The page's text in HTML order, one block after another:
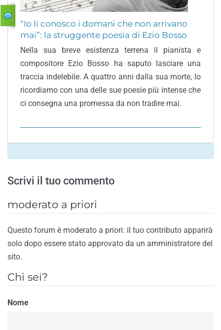
“Io li conosco i domani che non arrivano
mai”: la struggente poesia di Ezio Bosso
Nella sua breve esistenza terrena il pianista e
compositore Ezio Bosso ha saputo lasciare una
traccia indelebile. A quattro anni dalla sua morte, lo
ricordiamo con una delle sue poesie più intense che
ci consegna una promessa da non tradire mai.
Scrivi il tuo commento
moderato a priori
Questo forum è moderato a priori: il tuo contributo apparirà
solo dopo essere stato approvato da un amministratore del
sito.
Chi sei?
Nome